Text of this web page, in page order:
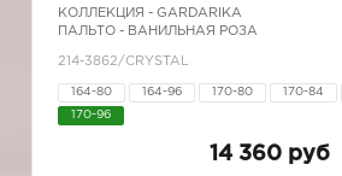
КОЛЛЕКЦИЯ - GARDARIKA
ПАЛЬТО - ВАНИЛЬНАЯ РОЗА
214-3862/CRYSTAL
164-80 164-96 170-80 170-84
170-96
14 360 руб